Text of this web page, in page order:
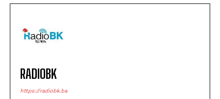
RADIOBK
https://radiobk.ba